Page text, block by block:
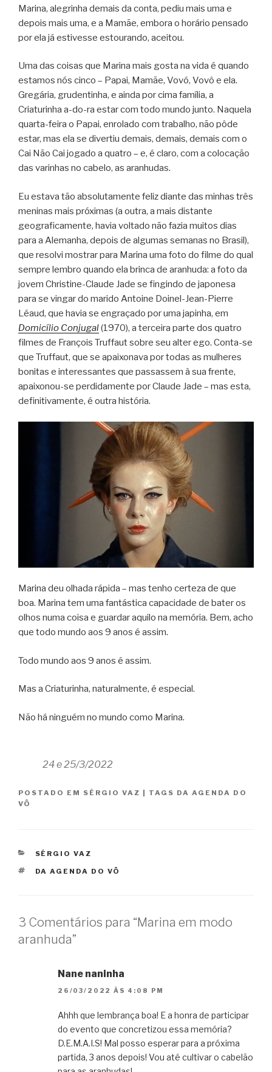
Marina, alegrinha demais da conta, pediu mais uma e
depois mais uma, e a Mamãe, embora o horário pensado
por ela já estivesse estourando, aceitou.
Uma das coisas que Marina mais gosta na vida é quando
estamos nós cinco – Papai, Mamãe, Vovó, Vovô e ela.
Gregária, grudentinha, e ainda por cima família, a
Criaturinha a-do-ra estar com todo mundo junto. Naquela
quarta-feira o Papai, enrolado com trabalho, não pôde
estar, mas ela se divertiu demais, demais, demais com o
Cai Não Cai jogado a quatro – e, é claro, com a colocação
das varinhas no cabelo, as aranhudas.
Eu estava tão absolutamente feliz diante das minhas três
meninas mais próximas (a outra, a mais distante
geograficamente, havia voltado não fazia muitos dias
para a Alemanha, depois de algumas semanas no Brasil),
que resolvi mostrar para Marina uma foto do filme do qual
sempre lembro quando ela brinca de aranhuda: a foto da
jovem Christine-Claude Jade se fingindo de japonesa
para se vingar do marido Antoine Doinel-Jean-Pierre
Léaud, que havia se engraçado por uma japinha, em
Domicílio Conjugal(1970), a terceira parte dos quatro
filmes de François Truffaut sobre seu alter ego. Conta-se
que Truffaut, que se apaixonava por todas as mulheres
bonitas e interessantes que passassem à sua frente,
apaixonou-se perdidamente por Claude Jade – mas esta,
definitivamente, é outra história.
Marina deu olhada rápida – mas tenho certeza de que
boa. Marina tem uma fantástica capacidade de bater os
olhos numa coisa e guardar aquilo na memória. Bem, acho
que todo mundo aos 9 anos é assim.
Todo mundo aos 9 anos é assim.
Mas a Criaturinha, naturalmente, é especial.
Não há ninguém no mundo como Marina.
24 e 25/3/2022
POSTADO EM SÉRGIO VAZ TAGS DA AGENDA DO
VÔ
CATEGORIAS
SÉRGIO VAZ
TAGS
DA AGENDA DO VÔ
3 Comentários para “Marina em modo
aranhuda”
Nane naninha
26/03/2022 ÀS 4:08 PM
Ahhh que lembrança boa! E a honra de participar
do evento que concretizou essa memória?
D.E.M.A.I.S! Mal posso esperar para a próxima
partida, 3 anos depois! Vou até cultivar o cabelão